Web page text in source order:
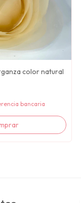
color natural
bancaria